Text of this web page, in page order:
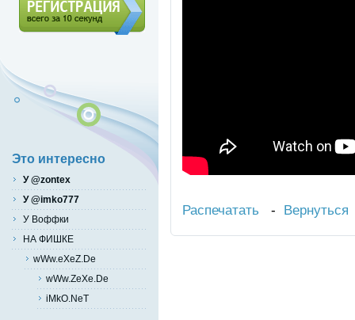
Распечатать - Вернуться
Это интересно
У @zontex
У @imko777
У Воффки
НА ФИШКЕ
wWw.eXeZ.De
wWw.ZeXe.De
iMkO.NeT